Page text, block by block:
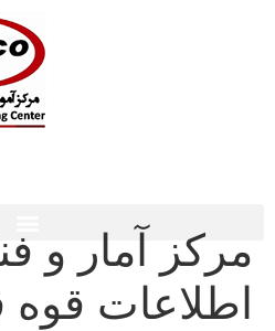
مرکز آمار و
اطلاعات قوه